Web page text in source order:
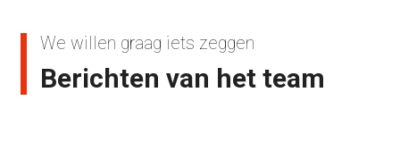
We willen graag iets zeggen
Berichten van het team